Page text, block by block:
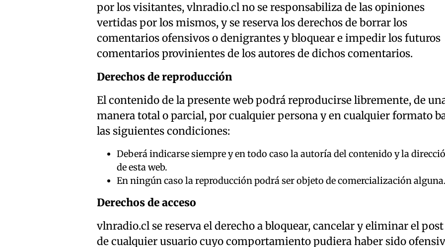
por los visitantes, vlnradio.cl no se responsabiliza de las opiniones
vertidas por los mismos, y se reserva los derechos de borrar los
comentarios ofensivos o denigrantes y bloquear e impedir los futuros
comentarios provinientes de los autores de dichos comentarios.
Derechos de reproducción
El contenido de la presente web podrá reproducirse libremente, de
manera total o parcial, por cualquier persona y en cualquier formato
las siguientes condiciones:
Deberá indicarse siempre y en todo caso la autoría del contenido y la
de esta web.
En ningún caso la reproducción podrá ser objeto de comercialización
Derechos de acceso
vlnradio.cl se reserva el derecho a bloquear, cancelar y eliminar el post
de cualquier usuario cuyo comportamiento pudiera haber sido